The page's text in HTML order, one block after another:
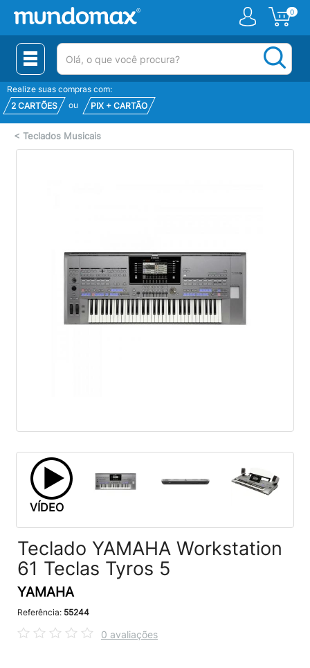
0
(pesquisar)
Realize suas compras com:
2 CARTÕES
ou PIX + CARTÃO
< Teclados Musicais
VÍDEO
Teclado YAMAHA Workstation
61 Teclas Tyros 5
YAMAHA
Referência: 55244
0 avaliações